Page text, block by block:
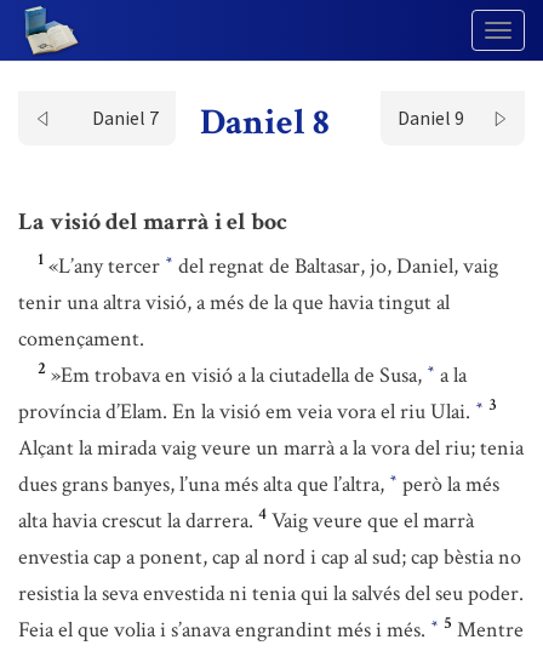
Daniel 7 Daniel 8 Daniel 9
La visió del marrà i el boc
1 «L’any tercer * del regnat de Baltasar, jo, Daniel, vaig
tenir una altra visió, a més de la que havia tingut al
començament.
2 »Em trobava en visió a la ciutadella de Susa, * a la
província d’Elam. En la visió em veia vora el riu Ulai. * 3
Alçant la mirada vaig veure un marrà a la vora del riu; tenia
dues grans banyes, l’una més alta que l’altra, * però la més
alta havia crescut la darrera. 4 Vaig veure que el marrà
envestia cap a ponent, cap al nord i cap al sud; cap bèstia no
resistia la seva envestida ni tenia qui la salvés del seu poder.
Feia el que volia i s’anava engrandint més i més. * 5 Mentre